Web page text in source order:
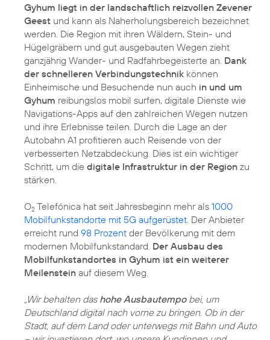
Gyhum liegt in der landschaftlich reizvollen Zevener
Geest und kann als Naherholungsbereich bezeichnet
werden. Die Region mit ihren Wäldern, Stein- und
Hügelgräbern und gut ausgebauten Wegen zieht
ganzjährig Wander- und Radfahrbegeisterte an. Dank
der schnelleren Verbindungstechnik können
Einheimische und Besuchende nun auch in und um
Gyhum reibungslos mobil surfen, digitale Dienste wie
Navigations-Apps auf den zahlreichen Wegen nutzen
und ihre Erlebnisse teilen. Durch die Lage an der
Autobahn A1 profitieren auch Reisende von der
verbesserten Netzabdeckung. Dies ist ein wichtiger
Schritt, um die digitale Infrastruktur in der Region zu
stärken.
O2 Telefónica hat seit Jahresbeginn mehr als 1000
Mobilfunkstandorte mit 5G aufgerüstet . Der Anbieter
erreicht rund 98 Prozent der Bevölkerung mit dem
modernen Mobilfunkstandard. Der Ausbau des
Mobilfunkstandortes in Gyhum ist ein weiterer
Meilenstein auf diesem Weg.
„Wir behalten das hohe Ausbautempobei, um
Deutschland digital nach vorne zu bringen. Ob in der
Stadt, auf dem Land oder unterwegs mit Bahn und Auto